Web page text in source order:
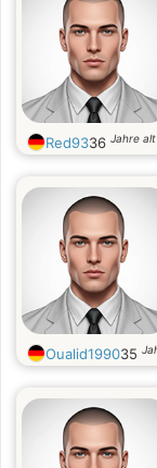
Red9336 Jahre alt
Oualid199035